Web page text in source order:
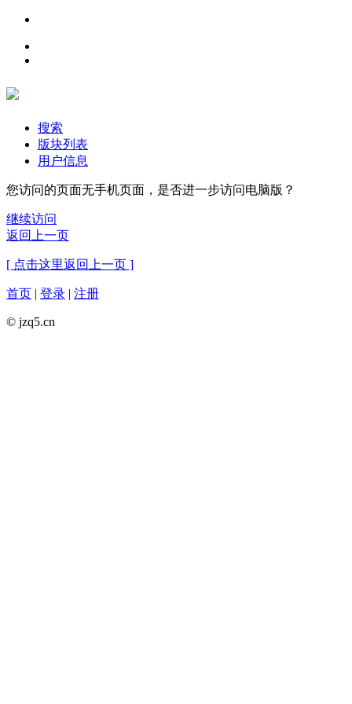
搜索
版块列表
用户信息
您访问的页面无手机页面，是否进一步访问电脑版？
继续访问
返回上一页
[ 点击这里返回上一页 ]
首页 | 登录 | 注册
© jzq5.cn